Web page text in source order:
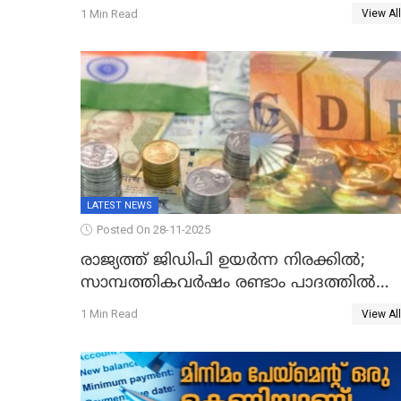
സർവകാല റെക്കോഡ്
1 Min Read View All
LATEST NEWS
Posted On 28-11-2025
രാജ്യത്ത് ജിഡിപി ഉയര്‍ന്ന നിരക്കില്‍;
സാമ്പത്തികവർഷം രണ്ടാം പാദത്തില്‍
ജിഡിപി 8.2 ശതമാനമായി; പ്രചോദനം
1 Min Read View All